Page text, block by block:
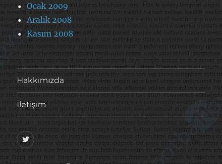
Ocak 2009
Aralık 2008
Kasım 2008
Hakkımızda
İletişim
@footballove